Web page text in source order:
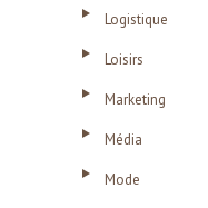
Logistique
Loisirs
Marketing
Média
Mode